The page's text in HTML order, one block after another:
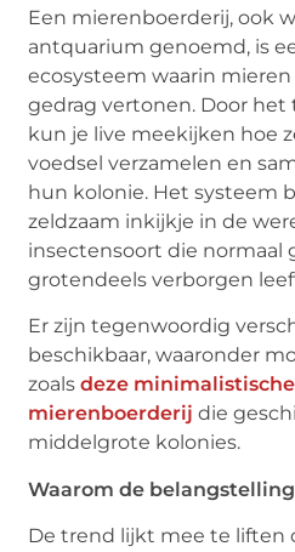
Een mierenboerderij, ook
antquarium genoemd, is
ecosysteem waarin
gedrag vertonen. Door
kun je live meekijken hoe
voedsel verzamelen en
hun kolonie. Het systeem
zeldzaam inkijkje in de
insectensoort die normaal
grotendeels verborgen
Er zijn tegenwoordig
beschikbaar, waaronder
zoals deze
mierenboerderij die
middelgrote kolonies.
Waarom de
De trend lijkt mee te liften